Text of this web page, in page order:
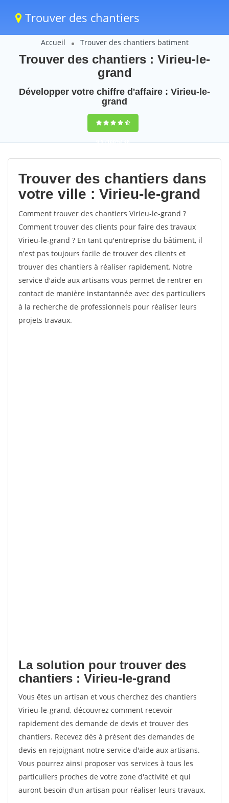
Trouver des chantiers
Accueil Trouver des chantiers batiment
Trouver des chantiers : Virieu-le-
grand
Développer votre chiffre d'affaire : Virieu-le-
grand
9,5(100%)48
votes
Trouver des chantiers dans
votre ville : Virieu-le-grand
Comment trouver des chantiers Virieu-le-grand ?
Comment trouver des clients pour faire des travaux
Virieu-le-grand ? En tant qu'entreprise du bâtiment, il
n'est pas toujours facile de trouver des clients et
trouver des chantiers à réaliser rapidement. Notre
service d'aide aux artisans vous permet de rentrer en
contact de manière instantannée avec des particuliers
à la recherche de professionnels pour réaliser leurs
projets travaux.
La solution pour trouver des
chantiers : Virieu-le-grand
Vous êtes un artisan et vous cherchez des chantiers
Virieu-le-grand, découvrez comment recevoir
rapidement des demande de devis et trouver des
chantiers. Recevez dès à présent des demandes de
devis en rejoignant notre service d'aide aux artisans.
Vous pourrez ainsi proposer vos services à tous les
particuliers proches de votre zone d'activité et qui
auront besoin d'un artisan pour réaliser leurs travaux.